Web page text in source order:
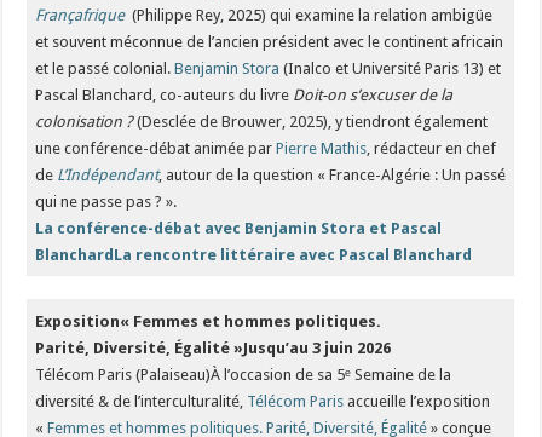
Françafrique(Philippe Rey, 2025) qui examine la relation ambigüe
et souvent méconnue de l’ancien président avec le continent africain
et le passé colonial.Benjamin Stora (Inalco et Université Paris 13) et
Pascal Blanchard, co-auteurs du livre Doit-on s’excuser de la
colonisation ?(Desclée de Brouwer, 2025), y tiendront également
une conférence-débat animée parPierre Mathis , rédacteur en chef
de L’Indépendant, autour de la question « France-Algérie : Un passé
qui ne passe pas ? ».
La conférence-débat avec Benjamin Stora et Pascal
BlanchardLa rencontre littéraire avec Pascal Blanchard
Exposition« Femmes et hommes politiques.
Parité, Diversité, Égalité »Jusqu’au 3 juin 2026
Télécom Paris (Palaiseau)À l’occasion de sa 5ᵉ Semaine de la
diversité & de l’interculturalité, Télécom Paris accueille l’exposition
«Femmes et hommes politiques. Parité, Diversité, Égalité » conçue